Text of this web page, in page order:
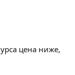
цена ниже,